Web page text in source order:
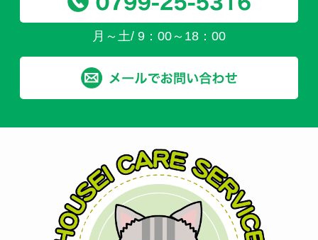
月～土/ 9：00～18：00